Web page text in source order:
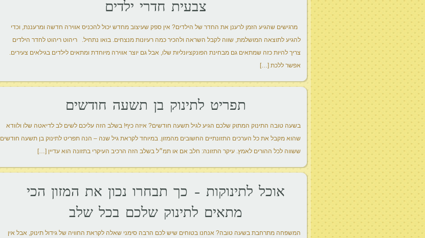
צבעית חדרי ילדים
מרגישים שהגיע הזמן לרענן את החדר של הילדים? אין ספק שעיצוב מחדש יכול להכניס אווירה חדשה ומרעננת, וכדי
להגיע לתוצאה המושלמת, שווה לקבל השראה ולהכיר כמה רעיונות מנצחים. בואו נתחיל. ריהוט ריהוט לחדר הילדים
צריך להיות כזה שמתאים גם מבחינת הפונקציונליות שלו, אבל גם יוצר אווירה מיוחדת ומתאים לילדים בגילאים צעירים.
אפשר ללכת […]
תפריט לתינוק בן תשעה חודשים
בשעה טובה התינוק המתוק שלכם הגיע לגיל תשעה חודשים? איזה כיף! בשלב הזה עליכם לשים לב לדיאטה שלו ולוודא
שהוא מקבל את כל הערכים התזונתיים החשובים מהמזון. במיוחד לקראת גיל שנה – הנה תפריט לתינוק בן תשעה חודשים
ששווה לכל ההורים לאמץ. עיקר התזונה: חלב אם או תמ״ל בשלב הזה הרכיב העיקרי בתזונה הוא עדיין […]
אוכל לתינוקות – כך תבחרו נכון את המזון הכי
מתאים לתינוק שלכם בכל שלב
המשפחה מתרחבת בשעה טובה? אנחנו בטוחים שיש לכם הרבה סימני שאלה לקראת החוויה של גידול תינוק, אבל אין